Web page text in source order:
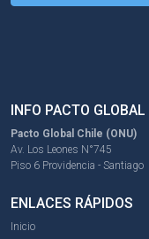
INFO PACTO GLOBAL
Pacto Global Chile (ONU)
Av. Los Leones N°745
Piso 6 Providencia - Santiago
ENLACES RÁPIDOS
Inicio